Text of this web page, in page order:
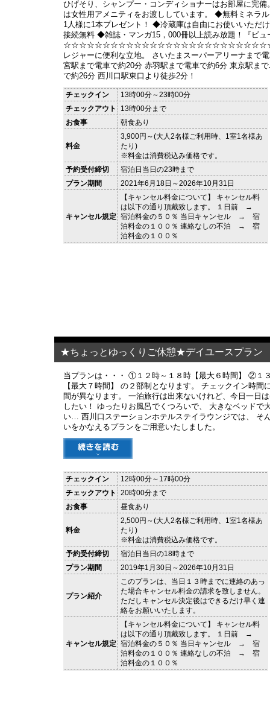
ひげそり、シャンプー・コンディショナーはお部屋に完備
は女性用アメニティをお渡ししています。 ◆無料ミネラ
1人様に1本プレゼント！ ◆冷蔵庫は自由にお使いいただ
接続無料 ◆雑誌・マンガ15，000冊以上読み放題！『ビュ
☆☆☆☆☆☆☆☆☆☆☆☆☆☆☆☆☆☆☆☆☆☆☆☆☆☆☆ ビ
レジャーに便利な立地。 さいたまスーパーアリーナまで
宮駅まで電車で約20分 赤羽駅まで電車で約6分 東京駅ま
で約26分 西川口駅東口より徒歩2分！
チェックイン
13時00分～23時00分
チェックアウト
13時00分まで
お食事
朝食あり
料金
3,900円～(大人2名様ご利用時、1室1名様あ
たり)
※料金は消費税込み価格です。
予約受付締切
宿泊日当日の23時まで
プラン期間
2021年6月18日～2026年10月31日
キャンセル規定
【キャンセル料金について】 キャンセル料
は以下の通り頂戴致します。 １日前 →
宿泊料金の５０％ 当日キャンセル → 宿
泊料金の１００％ 連絡なしの不泊 → 宿
泊料金の１００％
★ちょっとゆっくりご休憩★デイユースプラン
当プランは・・・ ①１２時～１８時【最大６時間】 ②１
【最大７時間】 の２部制となります。 チェックイン時間
間が異なります。 一泊旅行は出来ないけれど、今日一日
したい！ ゆったりお風呂でくつろいで、 大きなベッドで
い… 西川口ステーションホテルステイラウンジでは、 そ
いをかなえるプランをご用意いたしました。
チェックイン
12時00分～17時00分
チェックアウト
20時00分まで
お食事
昼食あり
料金
2,500円～(大人2名様ご利用時、1室1名様あ
たり)
※料金は消費税込み価格です。
予約受付締切
宿泊日当日の18時まで
プラン期間
2019年1月30日～2026年10月31日
プラン紹介
このプランは、当日１３時までに連絡のあっ
た場合キャンセル料金の請求を致しません。
ただしキャンセル決定後はできるだけ早く連
絡をお願いいたします。
キャンセル規定
【キャンセル料金について】 キャンセル料
は以下の通り頂戴致します。 １日前 →
宿泊料金の５０％ 当日キャンセル → 宿
泊料金の１００％ 連絡なしの不泊 → 宿
泊料金の１００％